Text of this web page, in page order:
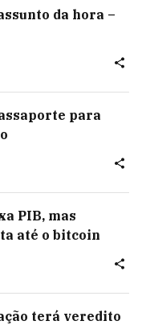
da hora –
para
PIB, mas
até o bitcoin
terá veredito